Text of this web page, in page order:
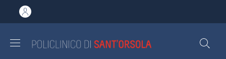
al contenuto principale
to footer content